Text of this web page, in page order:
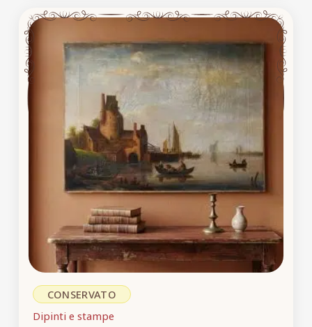
CONSERVATO
Dipinti e stampe